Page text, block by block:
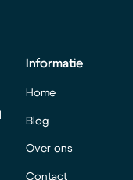
Informatie
Home
Blog
Over ons
Contact